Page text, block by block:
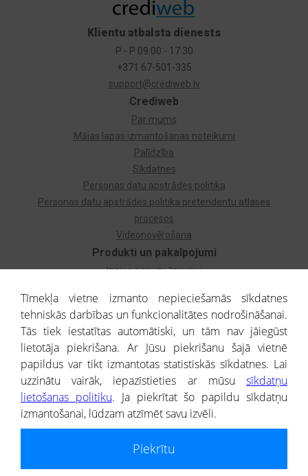
Produkti un pakalpojumi
Izziņa par uzņēmumu
Dzimtas koks
Uzņēmumu atlase
Monitorings
Kredītizziņa par ārvalstu uzņēmumiem
Crediweb
Par mums
Mājas lapas izmantošanas noteikumi
Palīdzība
Sīkdatnes
Personas datu apstrādes politika
Personas datu apstrādes politika pretendentu atlases
procesos
Videonovērošana
Klientu atbalsta dienests
P - P 09:00 - 17:30
+371 67-501-335
support@crediweb.lv
® CREDITREFORM Latvija
SIA
Portāla ietvaros saņemtajai informācijai ir uzziņas raksturs, un tai nav
Tīmekļa vietne izmanto nepieciešamās sīkdatnes
tehniskās darbības un funkcionalitātes nodrošināšanai.
Tās tiek iestatītas automātiski, un tām nav jāiegūst
lietotāja piekrišana. Ar Jūsu piekrišanu šajā vietnē
papildus var tikt izmantotas statistiskās sīkdatnes. Lai
uzzinātu vairāk, iepazīstieties ar mūsu sīkdatņu
lietošanas politiku. Ja piekrītat šo papildu sīkdatņu
izmantošanai, lūdzam atzīmēt savu izvēli.
Piekrītu